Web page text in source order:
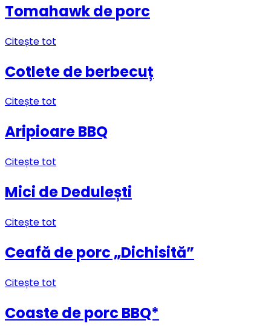
Tomahawk de porc
Citește tot
Cotlete de berbecuț
Citește tot
Aripioare BBQ
Citește tot
Mici de Dedulești
Citește tot
Ceafă de porc „Dichisită”
Citește tot
Coaste de porc BBQ*